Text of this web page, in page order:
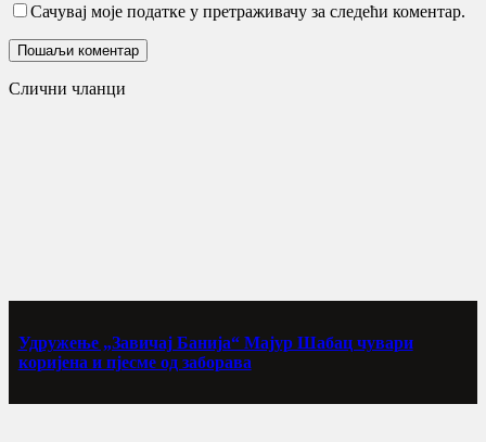
Сачувај моје податке у претраживачу за следећи коментар.
Слични чланци
Удружење „Завичај Банија“ Мајур Шабац чувари
коријена и пјесме од заборава